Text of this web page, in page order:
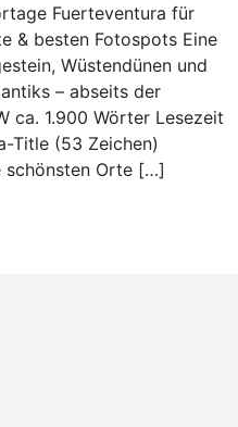
Fuerteventura für
& besten Fotospots Eine
Wüstendünen und
– abseits der
ca. 1.900 Wörter Lesezeit
Title (53 Zeichen)
schönsten Orte […]